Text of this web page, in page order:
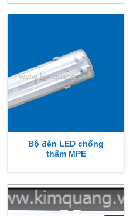
Bộ đèn LED chống
thấm MPE